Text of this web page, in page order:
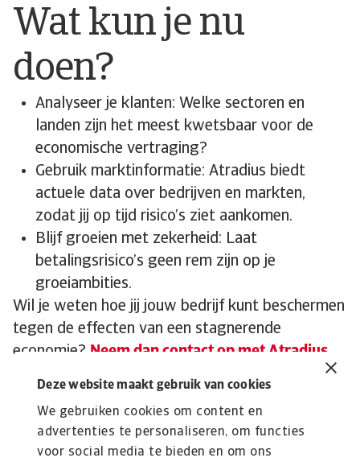
Deze website maakt gebruik van cookies
We gebruiken cookies om content en
advertenties te personaliseren, om functies
voor social media te bieden en om ons
Wat kun je nu
doen?
Analyseer je klanten: Welke sectoren en
landen zijn het meest kwetsbaar voor de
economische vertraging?
Gebruik marktinformatie: Atradius biedt
actuele data over bedrijven en markten,
zodat jij op tijd risico’s ziet aankomen.
Blijf groeien met zekerheid: Laat
betalingsrisico’s geen rem zijn op je
groeiambities.
Wil je weten hoe jij jouw bedrijf kunt beschermen
tegen de effecten van een stagnerende
economie? Neem dan contact op met Atradius
en ontdek hoe kredietverzekering je helpt om